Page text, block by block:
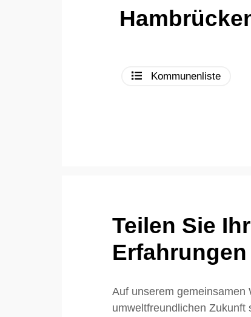
Kommunenliste
Teilen Sie
Auf unserem gemeinsamen
umweltfreundlichen Zukunft